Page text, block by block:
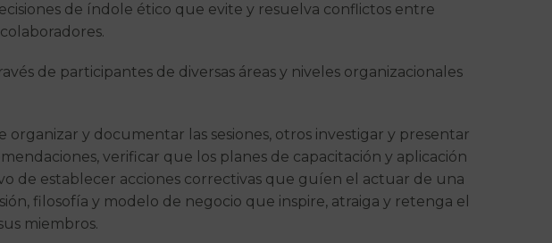
de índole ético que evite y resuelva conflictos entre
de participantes de diversas áreas y niveles organizacionales
y documentar las sesiones, otros investigar y presentar
verificar que los planes de capacitación y aplicación
de establecer acciones correctivas que guíen el actuar de una
filosofía y modelo de negocio que inspire, atraiga y retenga el
miembros.